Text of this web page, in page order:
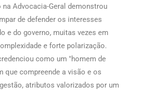
na Advocacia-Geral demonstrou
de defender os interesses
e do governo, muitas vezes em
e forte polarização.
como um "homem de
que compreende a visão e os
atributos valorizados por um